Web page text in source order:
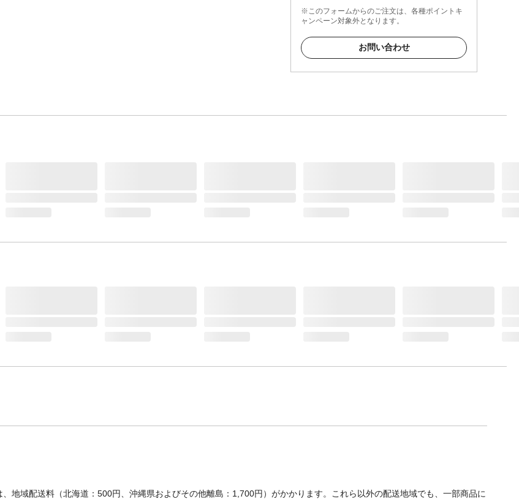
※このフォームからのご注文は、各種ポイントキ
ャンペーン対象外となります。
お問い合わせ
地域配送料（北海道：500円、沖縄県およびその他離島：1,700円）がかかります。これら以外の配送地域でも、一部商品に